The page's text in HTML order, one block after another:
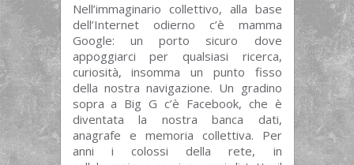
Nell’immaginario collettivo, alla base
dell’Internet odierno c’è mamma
Google: un porto sicuro dove
appoggiarci per qualsiasi ricerca,
curiosità, insomma un punto fisso
della nostra navigazione. Un gradino
sopra a Big G c’è Facebook, che è
diventata la nostra banca dati,
anagrafe e memoria collettiva. Per
anni i colossi della rete, in